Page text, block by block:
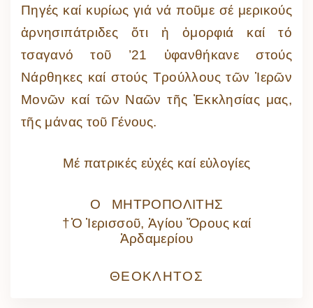
Πηγές καί κυρίως γιά νά ποῦμε σέ μερικούς
ἀρνησιπάτριδες ὅτι ἡ ὀμορφιά καί τό
τσαγανό τοῦ ’21 ὑφανθήκανε στούς
Νάρθηκες καί στούς Τρούλλους τῶν Ἱερῶν
Μονῶν καί τῶν Ναῶν τῆς Ἐκκλησίας μας,
τῆς μάνας τοῦ Γένους.
Μέ πατρικές εὐχές καί εὐλογίες
Ο ΜΗΤΡΟΠΟΛΙΤΗΣ
†Ὁ Ἱερισσοῦ, Ἁγίου Ὄρους καί
Ἀρδαμερίου
ΘΕΟΚΛΗΤΟΣ